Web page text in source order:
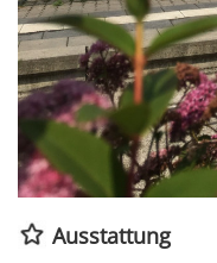
Ausstattung